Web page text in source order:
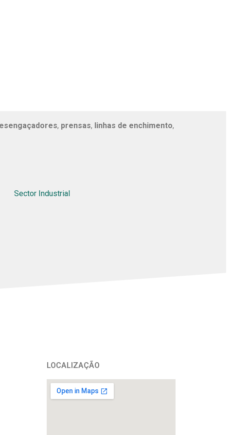
, prensas, linhas de enchimento,
Sector Industrial
LOCALIZAÇÃO